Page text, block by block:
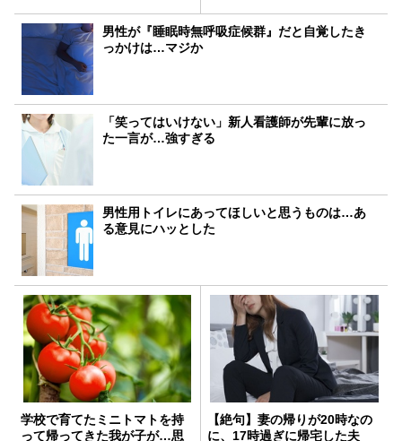
男性が『睡眠時無呼吸症候群』だと自覚したき
っかけは…マジか
「笑ってはいけない」新人看護師が先輩に放っ
た一言が…強すぎる
男性用トイレにあってほしいと思うものは…あ
る意見にハッとした
学校で育てたミニトマトを持
って帰ってきた我が子が…思
【絶句】妻の帰りが20時なの
に、17時過ぎに帰宅した夫